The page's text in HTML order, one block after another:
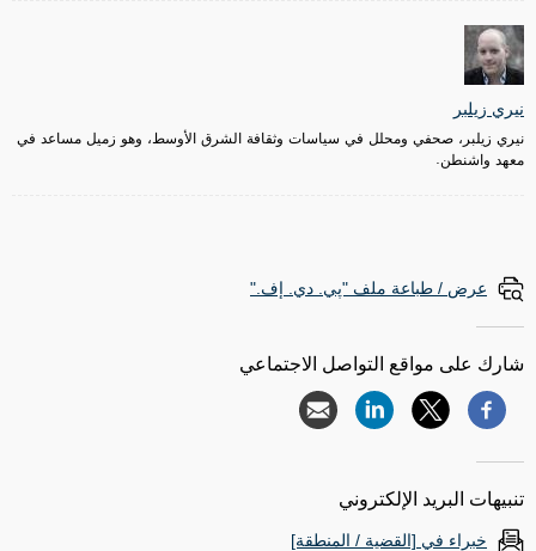
نيري زيلبر
نيري زيلبر، صحفي ومحلل في سياسات وثقافة الشرق الأوسط، وهو زميل مساعد في
معهد واشنطن.
عرض / طباعة ملف "پي. دي. إف."
شارك على مواقع التواصل الاجتماعي
تنبيهات البريد الإلكتروني
خبراء في [القضية / المنطقة]